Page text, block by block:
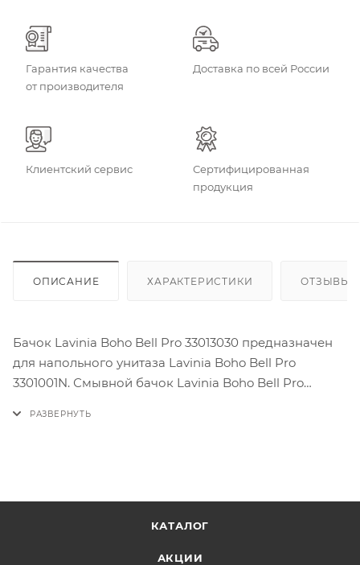
Гарантия качества
от производителя
Доставка по всей России
Клиентский сервис
Сертифицированная
продукция
ОПИСАНИЕ ХАРАКТЕРИСТИКИ ОТЗЫВЫ
Бачок Lavinia Boho Bell Pro 33013030 предназначен
для напольного унитаза Lavinia Boho Bell Pro
3301001N. Смывной бачок Lavinia Boho Bell Pro
выполнен из прочного и гладкого фарфора для
многолетней службы и экономии времени и сил на
КАТАЛОГ
АКЦИИ